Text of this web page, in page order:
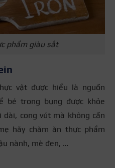
phẩm giàu sắt
vật được hiểu là nguồn
bé trong bụng được khỏe
cong vút mà không cần
hãy chăm ăn thực phẩm
nành, mè đen, …